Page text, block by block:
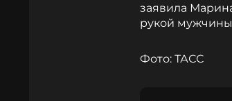
заявила
рукой
Фото: ТАСС